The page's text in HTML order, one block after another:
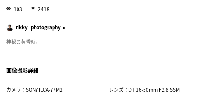
103 2418
rikky_photography
神秘の黄昏時。
画像撮影詳細
カメラ：SONY ILCA-77M2
レンズ：DT 16-50mm F2.8 SSM